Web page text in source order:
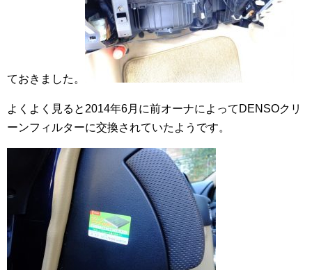
ておきました。
よくよく見ると2014年6月に前オーナによってDENSOクリ
ーンフィルターに交換されていたようです。